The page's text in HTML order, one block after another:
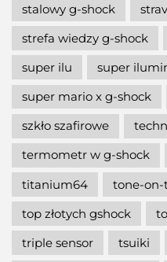
stalowy g-shock
strefa wiedzy g-shock
super ilu
super
super mario x g-shock
szkło szafirowe
termometr w g-shock
titanium64
tone-on-
top złotych gshock
triple sensor
tsuiki